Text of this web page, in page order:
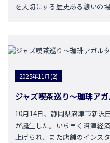
を大切にする歴史ある憩い
2025年11月(2)
ジャズ喫茶巡り～珈琲ア
10月14日、静岡県沼津市新沢
が誕生した。いち早く沼津経
上げられ、また店舗のインス